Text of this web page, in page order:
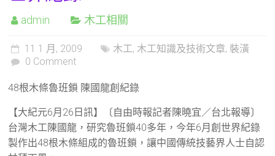
admin 木工相關
11 1 月, 2009 木工, 木工知識及技術文章, 裝潢
0 Comment
48根木條魯班鎖 陳國龍創紀錄
【大紀元6月26日訊】〔自由時報記者陳曉宜／台北報導〕
台灣木工陳國龍，研究魯班鎖40多年，今年6月創世界紀錄
製作出48根木條組成的魯班鎖，讓中國傳統技藝界人士自認